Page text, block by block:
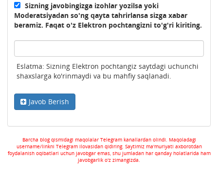
Sizning javobingizga izohlar yozilsa yoki
Moderatsiyadan so'ng qayta tahrirlansa sizga xabar
beramiz. Faqat o'z Elektron pochtangizni to'g'ri kiriting.
Eslatma: Sizning Elektron pochtangiz saytdagi uchunchi
shaxslarga ko'rinmaydi va bu mahfiy saqlanadi.
Javob Berish
Barcha blog qismidagi maqolalar Telegram kanallardan olindi. Maqoladagi
username/linkni Telegram ilovasidan qidiring. Saytimiz ma'muriyati axborotdan
foydalanish oqibatlari uchun javobgar emas, shu jumladan har qanday holatlarida ham
javobgarlik o'z zimangizda.